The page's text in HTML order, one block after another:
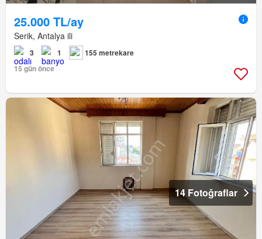
25.000 TL/ay
Serik, Antalya ili
3 1
155 metrekare
15 gün önce
14 Fotoğraflar